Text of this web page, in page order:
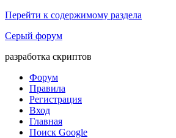
Перейти к содержимому раздела
Серый форум
разработка скриптов
Форум
Правила
Регистрация
Вход
Главная
Поиск Google